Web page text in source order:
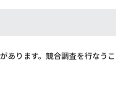
ります。競合調査を行なう